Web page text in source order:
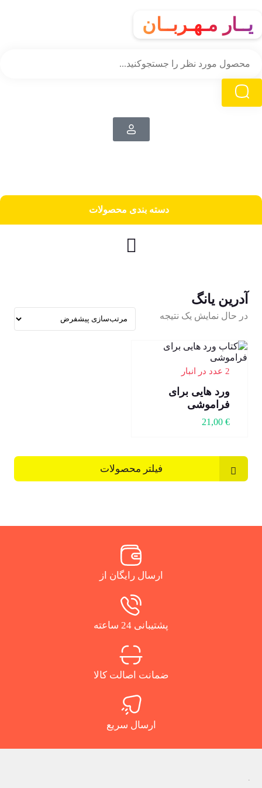
یــار مـهـربــان
دسته‌ بندی محصولات
آدرین یانگ
در حال نمایش یک نتیجه
2 عدد در انبار
ورد هایی برای
فراموشی
21,00 €
فیلتر محصولات
ارسال رایگان از
پشتیبانی 24 ساعته
ضمانت اصالت کالا
ارسال سریع
.